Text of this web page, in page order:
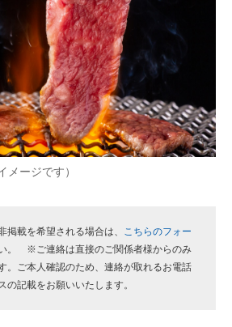
メージです）
掲載を希望される場合は、 こちらのフォー
。 ※ご連絡は直接のご関係者様からのみ
。ご本人確認のため、連絡が取れるお電話
の記載をお願いいたします。